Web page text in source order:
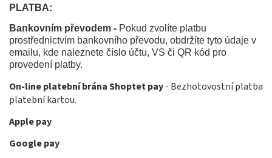
PLATBA:
Bankovním převodem - Pokud zvolíte platbu
prostřednictvím bankovního převodu, obdržíte tyto údaje v
emailu, kde naleznete číslo účtu, VS či QR kód pro
provedení platby.
On-line platební brána Shoptet pay- Bezhotovostní platba
platební kartou.
Apple pay
Google pay